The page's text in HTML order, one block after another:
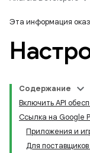
Эта информация
Содержание
Включить API
Ссылка на Google
Приложения и
Для поставщиков